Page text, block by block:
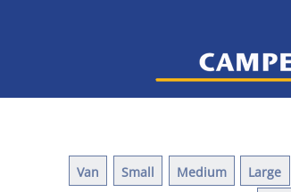
Van Small Medium Large